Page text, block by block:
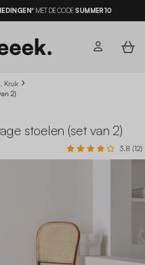
MET DE CODE SUMMER10
LEVERING*
Kruk
2)
stoelen (set van 2)
3.8 (12)